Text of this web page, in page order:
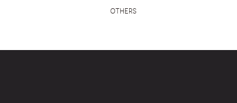
Others